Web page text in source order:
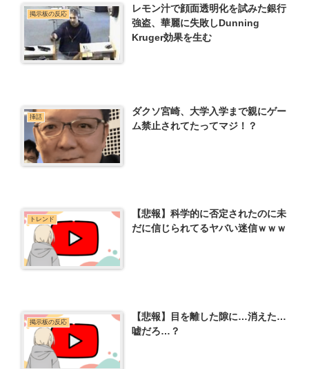
掲示板の反応
レモン汁で顔面透明化を試みた銀行
強盗、華麗に失敗しDunning
Kruger効果を生む
挿話
ダクソ宮崎、大学入学まで親にゲー
ム禁止されてたってマジ！？
トレンド
【悲報】科学的に否定されたのに未
だに信じられてるヤバい迷信ｗｗｗ
掲示板の反応
【悲報】目を離した隙に…消えた…
嘘だろ…？